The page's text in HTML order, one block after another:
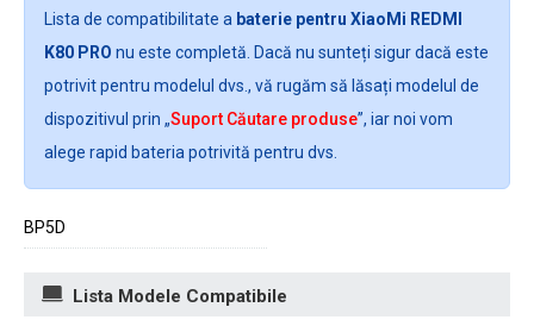
Lista de compatibilitate a baterie pentru XiaoMi REDMI
K80 PRO nu este completă. Dacă nu sunteți sigur dacă este
potrivit pentru modelul dvs., vă rugăm să lăsați modelul de
dispozitivul prin „Suport Căutare produse”, iar noi vom
alege rapid bateria potrivită pentru dvs.
BP5D
Lista Modele Compatibile